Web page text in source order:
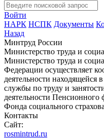
Войти
НАРК НСПК Документы
Назад
Минтруд России
Министерство труда и
Министерство труда и
Федерации осуществляет
деятельности находящейся
службы по труду и
деятельности
Фонда социального
Контакты
Сайт:
rosmintrud.ru